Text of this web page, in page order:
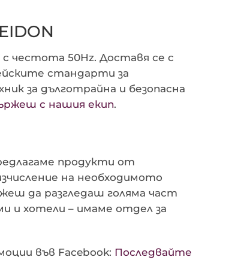
честота 50Hz. Доставя се с
стандарти за
за дълготрайна и безопасна
с нашия екип.
продукти от
на необходимото
да разгледаш голяма част
и хотели – имаме отдел за
във Facebook: Последвайте